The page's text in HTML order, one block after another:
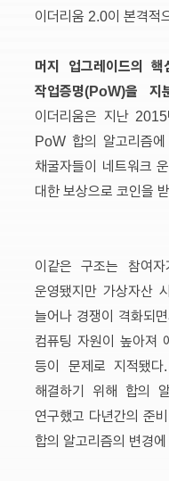
이더리움 2.0이 본격적
머지 업그레이드의
작업증명(PoW)을
이더리움은 지난
PoW 합의 알고리즘
채굴자들이 네트워크
대한 보상으로 코인을
이같은 구조는 참여
운영됐지만 가상자산
늘어나 경쟁이 격화되
컴퓨팅 자원이 높아져
등이 문제로 지적됐
해결하기 위해 합의
연구했고 다년간의 준
합의 알고리즘의 변경